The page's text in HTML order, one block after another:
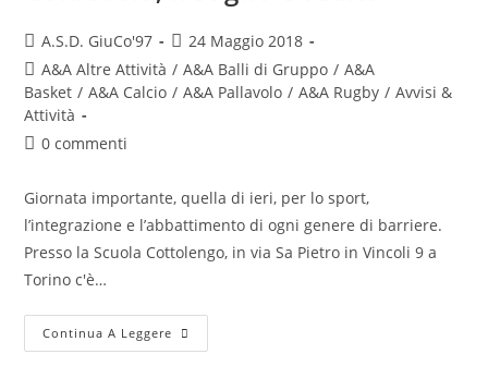
A.S.D. GiuCo'97
24 Maggio 2018
A&A Altre Attività / A&A Balli di Gruppo / A&A
Basket / A&A Calcio / A&A Pallavolo / A&A Rugby / Avvisi &
Attività
0 commenti
Giornata importante, quella di ieri, per lo sport,
l’integrazione e l’abbattimento di ogni genere di barriere.
Presso la Scuola Cottolengo, in via Sa Pietro in Vincoli 9 a
Torino c'è…
Continua A Leggere